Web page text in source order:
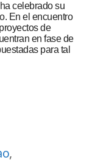
celebrado su
En el encuentro
de
en fase de
para tal
,